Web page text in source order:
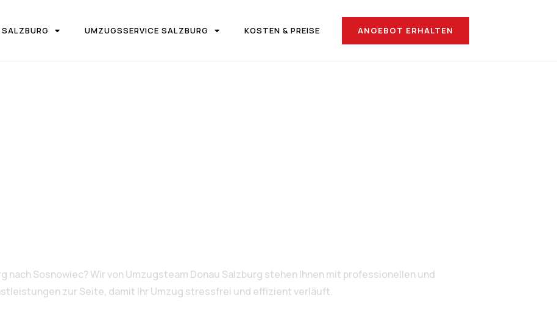
UMZUGSSERVICE SALZBURG KOSTEN & PREISE ANGEBOT ERHALTEN
nach Sosnowiec? Wir von Umzugsteam Donau Salzburg stehen Ihnen mit professionellen und
zur Seite, damit Ihr Umzug stressfrei und effizient verläuft.